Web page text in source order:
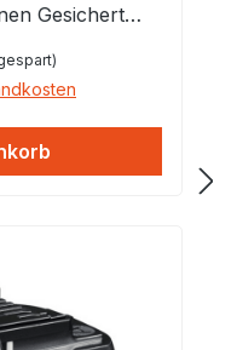
Gesichert
Aufladen
z.B.
einigen
UC18YSL3